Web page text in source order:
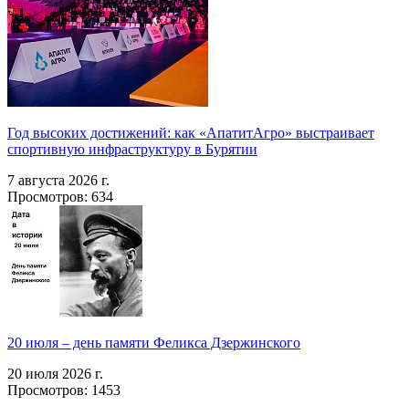
Год высоких достижений: как «АпатитАгро» выстраивает
спортивную инфраструктуру в Бурятии
7 августа 2026 г.
Просмотров: 634
20 июля – день памяти Феликса Дзержинского
20 июля 2026 г.
Просмотров: 1453